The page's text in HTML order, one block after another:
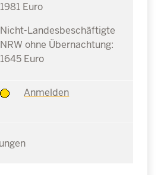
1981 Euro
Nicht-Landesbeschäftigte
NRW ohne Übernachtung:
1645 Euro
Anmelden